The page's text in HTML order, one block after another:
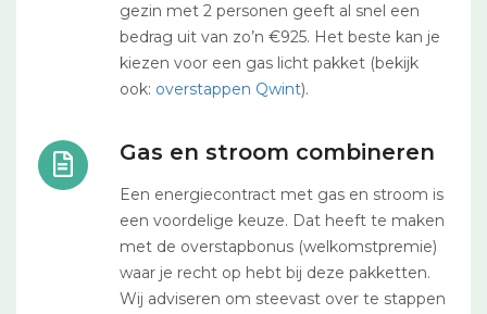
gezin met 2 personen geeft al snel een
bedrag uit van zo’n €925. Het beste kan je
kiezen voor een gas licht pakket (bekijk
ook: overstappen Qwint).
Gas en stroom combineren
Een energiecontract met gas en stroom is
een voordelige keuze. Dat heeft te maken
met de overstapbonus (welkomstpremie)
waar je recht op hebt bij deze pakketten.
Wij adviseren om steevast over te stappen